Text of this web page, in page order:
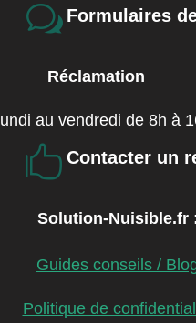
w Formulaires
Réclamation
au vendredi de 8h à
 Contacter un
Solution-Nuisible.fr
Guides conseils /
Politique de